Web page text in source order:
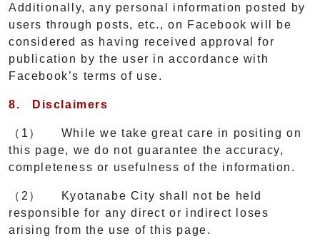
Additionally, any personal information posted by
users through posts, etc., on Facebook will be
considered as having received approval for
publication by the user in accordance with
Facebook’s terms of use.
8. Disclaimers
（1） While we take great care in positing on
this page, we do not guarantee the accuracy,
completeness or usefulness of the information.
（2） Kyotanabe City shall not be held
responsible for any direct or indirect loses
arising from the use of this page.